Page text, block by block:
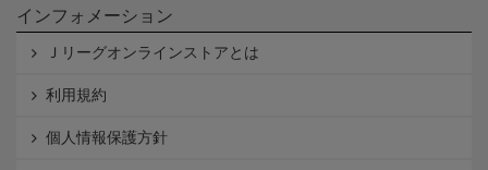
インフォメーション
Ｊリーグオンラインストアとは
利用規約
個人情報保護方針